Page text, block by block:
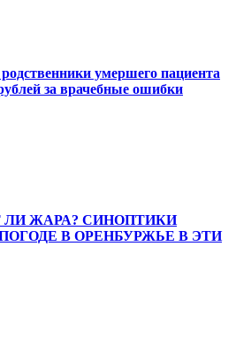
умершего пациента
за врачебные ошибки
ЛИ ЖАРА? СИНОПТИКИ
В ОРЕНБУРЖЬЕ В ЭТИ